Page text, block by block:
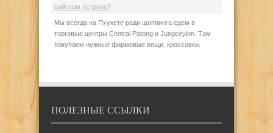
райском острове?
Мы всегда на Пхукете ради шоппинга едем в
торговые центры Central Patong и Jungceylon. Там
покупаем нужные фирмовые вещи, кроссовки.
ПОЛЕЗНЫЕ ССЫЛКИ